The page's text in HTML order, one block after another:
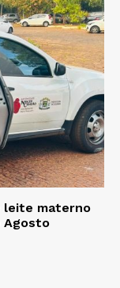
leite materno
Agosto